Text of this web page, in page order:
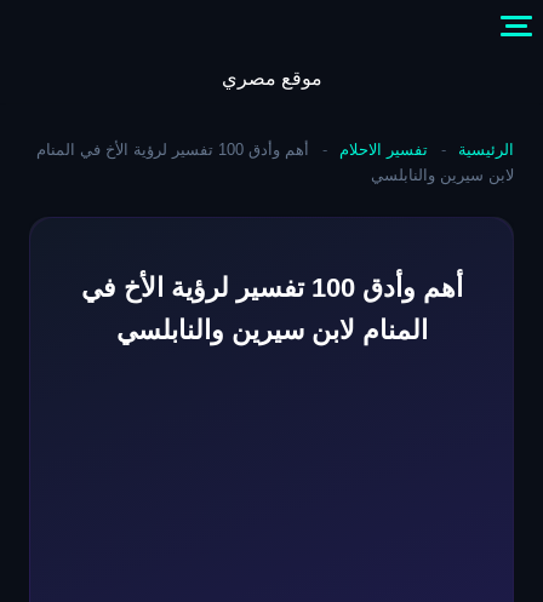
موقع مصري
الرئيسية - تفسير الاحلام -
أهم وأدق 100 تفسير لرؤية الأخ في المنام
لابن سيرين والنابلسي
أهم وأدق 100 تفسير لرؤية الأخ في
المنام لابن سيرين والنابلسي